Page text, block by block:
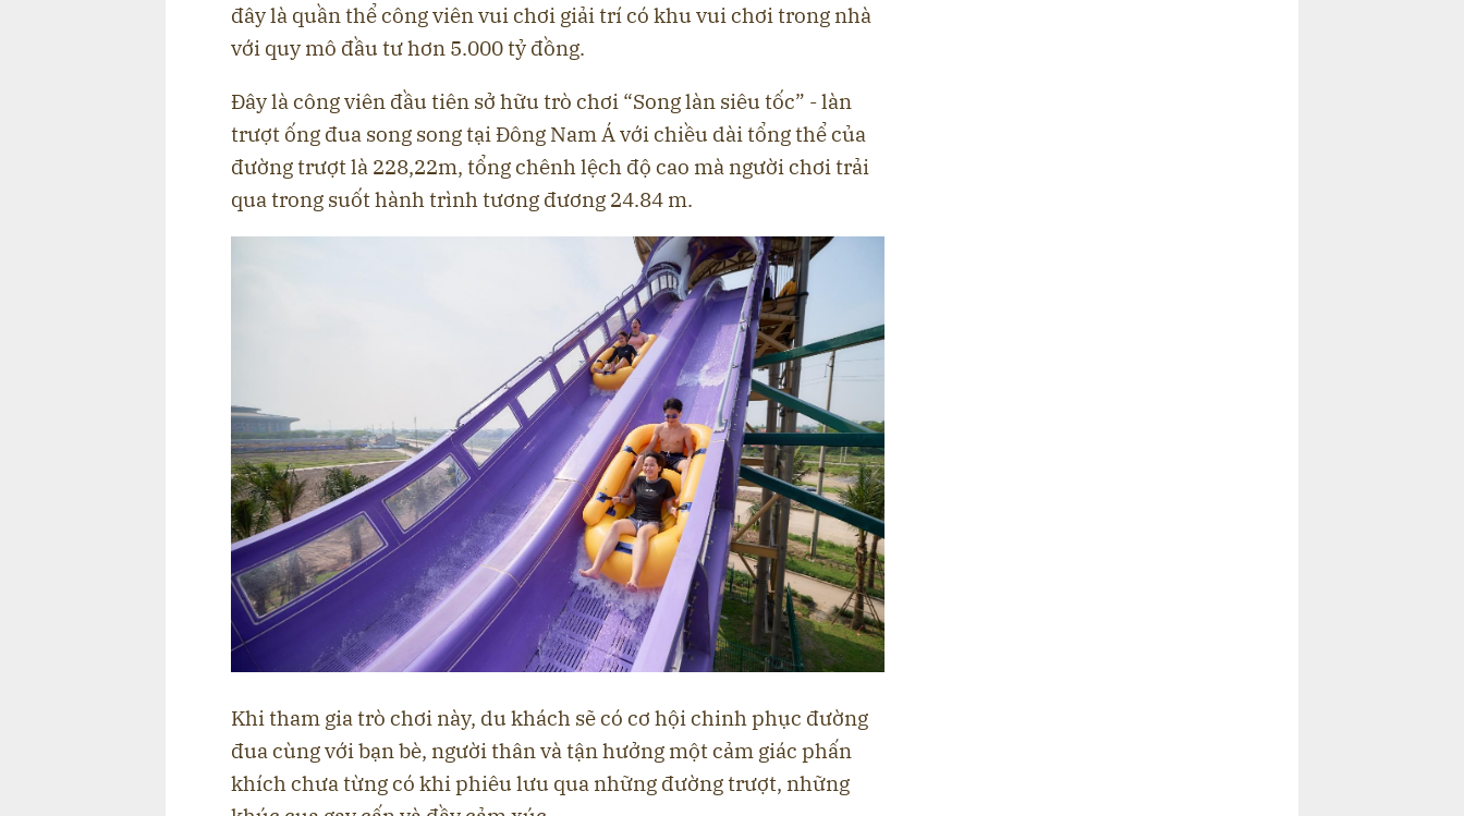
đây là quần thể công viên vui chơi giải trí có khu vui chơi trong nhà
với quy mô đầu tư hơn 5.000 tỷ đồng.
Đây là công viên đầu tiên sở hữu trò chơi “Song làn siêu tốc” - làn
trượt ống đua song song tại Đông Nam Á với chiều dài tổng thể của
đường trượt là 228,22m, tổng chênh lệch độ cao mà người chơi trải
qua trong suốt hành trình tương đương 24.84 m.
Khi tham gia trò chơi này, du khách sẽ có cơ hội chinh phục đường
đua cùng với bạn bè, người thân và tận hưởng một cảm giác phấn
khích chưa từng có khi phiêu lưu qua những đường trượt, những